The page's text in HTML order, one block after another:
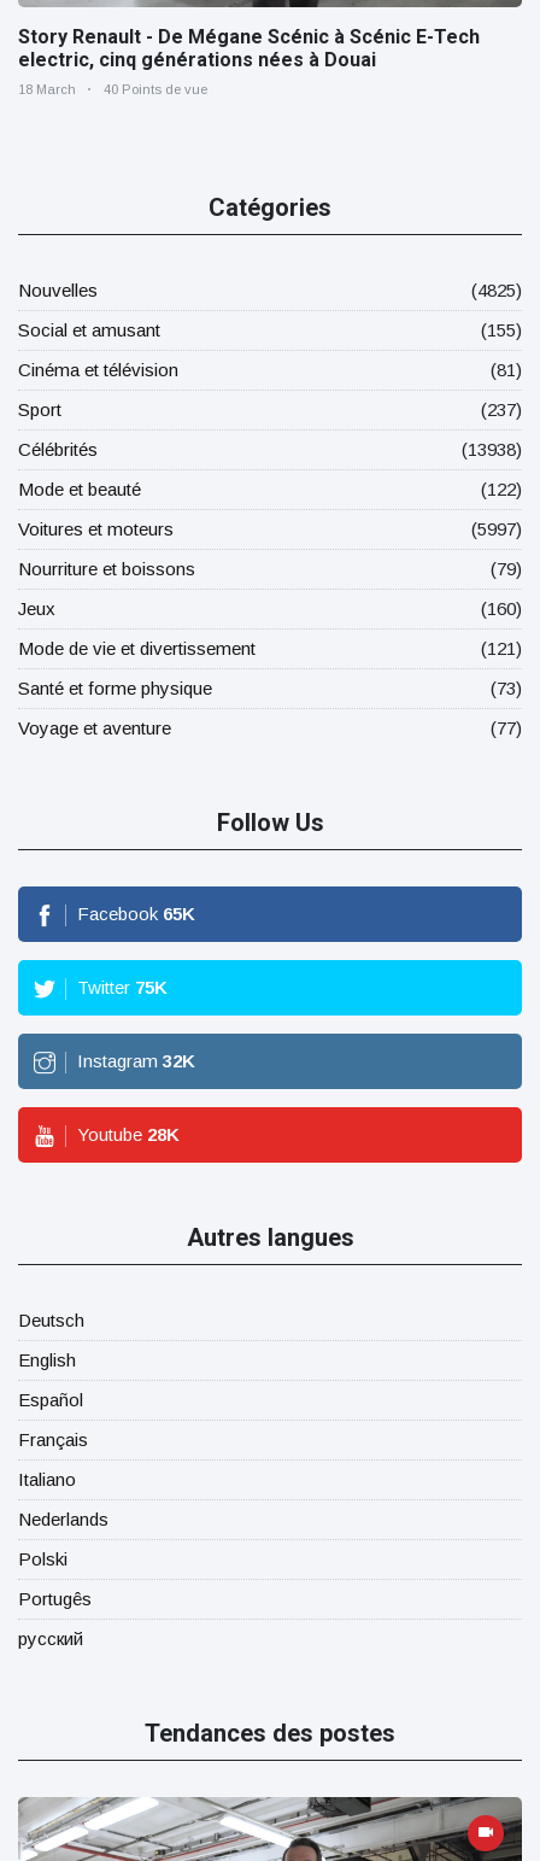
Story Renault - De Mégane Scénic à Scénic E-Tech
electric, cinq générations nées à Douai
18 March 40 Points de vue
Catégories
Nouvelles
(4825)
Social et amusant
(155)
Cinéma et télévision
(81)
Sport
(237)
Célébrités
(13938)
Mode et beauté
(122)
Voitures et moteurs
(5997)
Nourriture et boissons
(79)
Jeux
(160)
Mode de vie et divertissement
(121)
Santé et forme physique
(73)
Voyage et aventure
(77)
Follow Us
Facebook 65K
Twitter 75K
Instagram 32K
Youtube 28K
Autres langues
Deutsch
English
Español
Français
Italiano
Nederlands
Polski
Portugês
русский
Tendances des postes